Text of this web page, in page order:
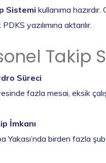
Sistemi kullanıma
yazılımına aktarılır.
Takip
Süreci
fazla mesai, eksik
İmkanı
Yakası’nda birden fazla